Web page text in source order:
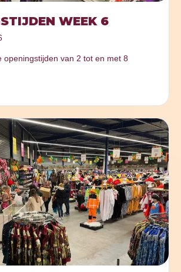
WEEK 6
openingstijden van 2 tot en met 8